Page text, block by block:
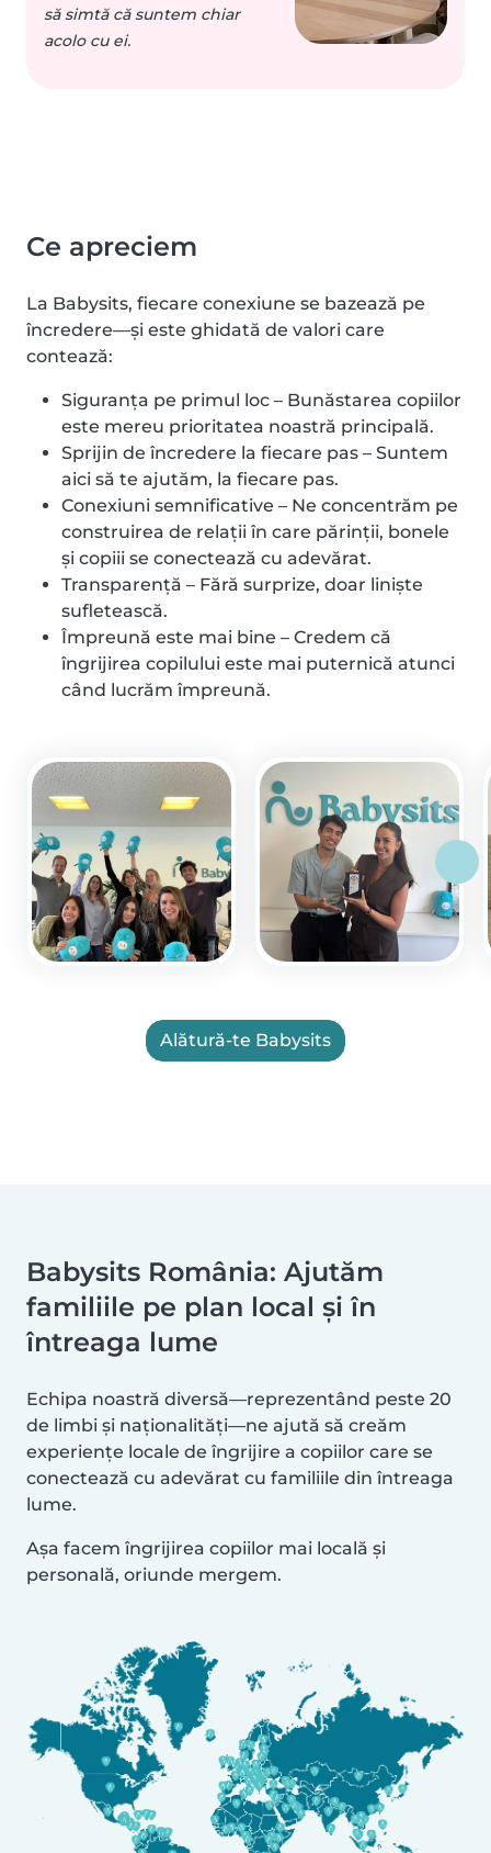
să simtă că suntem chiar
acolo cu ei.
Ce apreciem
La Babysits, fiecare conexiune se bazează pe
încredere—și este ghidată de valori care
contează:
Siguranța pe primul loc – Bunăstarea copiilor
este mereu prioritatea noastră principală.
Sprijin de încredere la fiecare pas – Suntem
aici să te ajutăm, la fiecare pas.
Conexiuni semnificative – Ne concentrăm pe
construirea de relații în care părinții, bonele
și copiii se conectează cu adevărat.
Transparență – Fără surprize, doar liniște
sufletească.
Împreună este mai bine – Credem că
îngrijirea copilului este mai puternică atunci
când lucrăm împreună.
Alătură-te Babysits
Babysits România: Ajutăm
familiile pe plan local și în
întreaga lume
Echipa noastră diversă—reprezentând peste 20
de limbi și naționalități—ne ajută să creăm
experiențe locale de îngrijire a copiilor care se
conectează cu adevărat cu familiile din întreaga
lume.
Așa facem îngrijirea copiilor mai locală și
personală, oriunde mergem.